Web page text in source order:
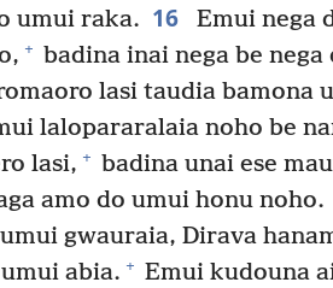
umui raka. 16
Emui nega
+ badina inai nega be nega
lasi taudia bamona
lalopararalaia noho be
lasi, + badina unai ese
amo do umui honu noho.
gwauraia, Dirava
abia. + Emui kudouna